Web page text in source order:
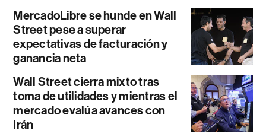
MercadoLibre se hunde en Wall
Street pese a superar
expectativas de facturación y
ganancia neta
Wall Street cierra mixto tras
toma de utilidades y mientras el
mercado evalúa avances con
Irán